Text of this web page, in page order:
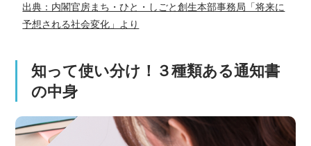
出典：内閣官房まち・ひと・しごと創生本部事務局「将来に
予想される社会変化」より
知って使い分け！３種類ある通知書
の中身